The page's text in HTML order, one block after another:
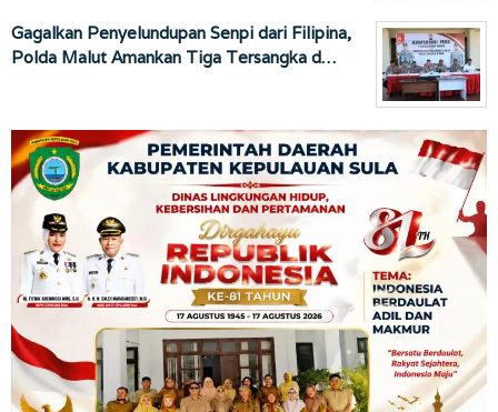
Gagalkan Penyelundupan Senpi dari Filipina,
Polda Malut Amankan Tiga Tersangka d…